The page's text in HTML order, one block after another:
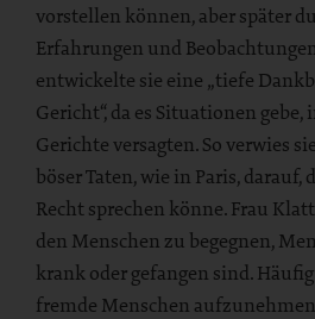
vorstellen können, aber später
Erfahrungen und
entwickelte sie eine „tiefe
Gericht“, da es Situationen
Gerichte versagten. So verwies
böser Taten, wie in Paris,
Recht sprechen könne. Frau
den Menschen zu begegnen,
krank oder gefangen sind.
fremde Menschen